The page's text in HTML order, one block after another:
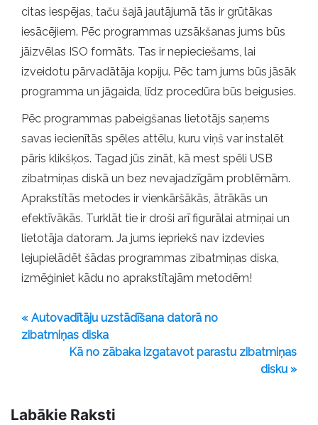
citas iespējas, taču šajā jautājumā tās ir grūtākas
iesācējiem. Pēc programmas uzsākšanas jums būs
jāizvēlas ISO formāts. Tas ir nepieciešams, lai
izveidotu pārvadātāja kopiju. Pēc tam jums būs jāsāk
programma un jāgaida, līdz procedūra būs beigusies.
Pēc programmas pabeigšanas lietotājs saņems
savas iecienītās spēles attēlu, kuru viņš var instalēt
pāris klikšķos. Tagad jūs zināt, kā mest spēli USB
zibatmiņas diskā un bez nevajadzīgām problēmām.
Aprakstītās metodes ir vienkāršākās, ātrākās un
efektīvākās. Turklāt tie ir droši arī figurālai atmiņai un
lietotāja datoram. Ja jums iepriekš nav izdevies
lejupielādēt šādas programmas zibatmiņas diska,
izmēģiniet kādu no aprakstītajām metodēm!
« Autovadītāju uzstādīšana datorā no
zibatmiņas diska
Kā no zābaka izgatavot parastu zibatmiņas
disku »
Labākie Raksti